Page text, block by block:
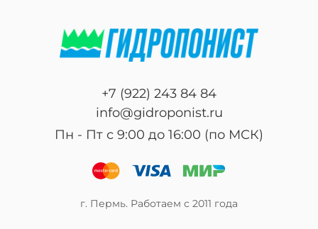
+7 (922) 243 84 84
info@gidroponist.ru
Пн - Пт с 9:00 до 16:00 (по МСК)
г. Пермь. Работаем с 2011 года